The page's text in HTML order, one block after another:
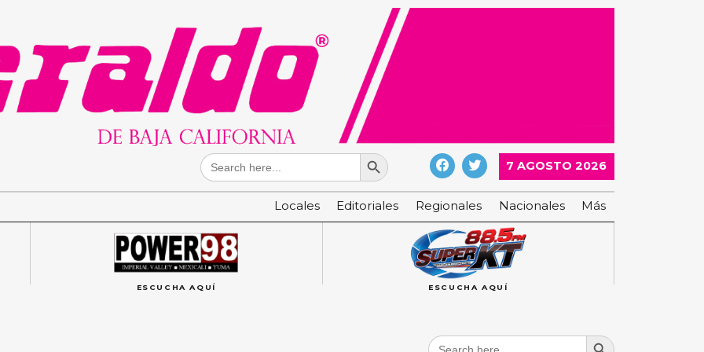
Search
for:
Search Button
7 AGOSTO 2026
Locales Editoriales Regionales Nacionales Más
ESCUCHA AQUÍ ESCUCHA AQUÍ
Search
Search Button